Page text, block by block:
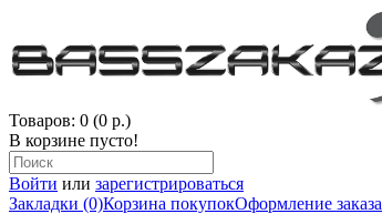
Товаров: 0 (0 р.)
В корзине пусто!
Войти или зарегистрироваться
Закладки (0)Корзина покупокОформление заказа